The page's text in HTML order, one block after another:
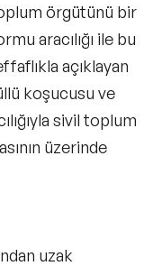
örgütünü bir
aracılığı ile bu
açıklayan
koşucusu ve
sivil toplum
üzerinde
uzak